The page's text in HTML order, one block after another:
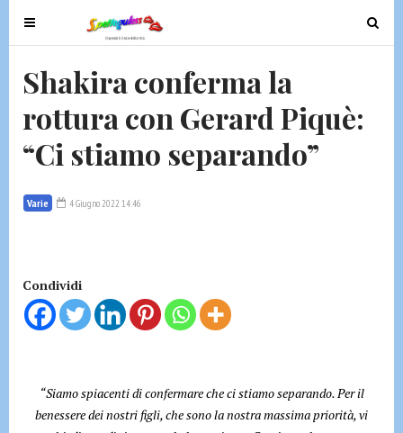
T
o
g
e
n
v
i
t
o
T
o
Shakira conferma la
rottura con Gerard Piquè:
“Ci stiamo separando”
Varie 4 Giugno 2022 14:46
Condividi
“Siamo spiacenti di confermare che ci stiamo separando. Per il
benessere dei nostri figli, che sono la nostra massima priorità, vi